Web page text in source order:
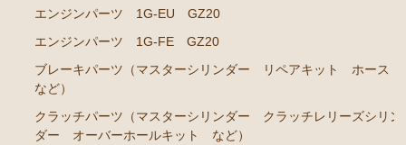
シャフトブーツ デフなど）
エアコン ヒーター関係
ラベル
エンジンパーツ 1G-GTEU
エンジンパーツ 1G-EU GZ20
エンジンパーツ 1G-FE GZ20
ブレーキパーツ（マスターシリンダー リペアキット ホース
など）
クラッチパーツ（マスターシリンダー クラッチレリーズシリン
ダー オーバーホールキット など）